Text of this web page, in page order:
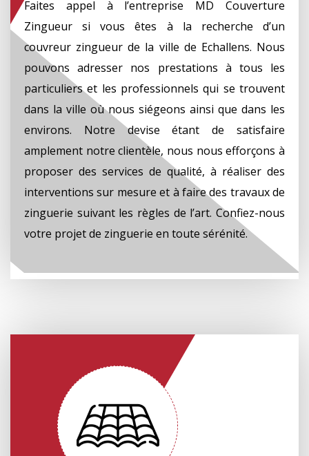
Faites appel à l’entreprise MD Couverture
Zingueur si vous êtes à la recherche d’un
couvreur zingueur de la ville de Echallens. Nous
pouvons adresser nos prestations à tous les
particuliers et les professionnels qui se trouvent
dans la ville où nous siégeons ainsi que dans les
environs. Notre devise étant de satisfaire
amplement notre clientèle, nous nous efforçons à
proposer des services de qualité, à réaliser des
interventions sur mesure et à faire des travaux de
zinguerie suivant les règles de l’art. Confiez-nous
votre projet de zinguerie en toute sérénité.